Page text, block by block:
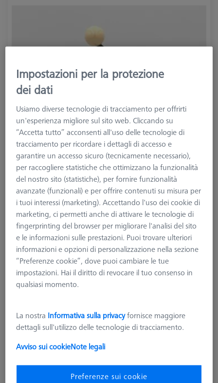
364,0 mm
Materiale
Acciaio inox
Materiale punta dello stilo
Impostazioni per la protezione
dei dati
Usiamo diverse tecnologie di tracciamento per offrirti
un'esperienza migliore sul sito web. Cliccando su
“Accetta tutto” acconsenti all'uso delle tecnologie di
tracciamento per ricordare i dettagli di accesso e
garantire un accesso sicuro (tecnicamente necessario),
per raccogliere statistiche che ottimizzano la funzionalità
del nostro sito (statistiche), per fornire funzionalità
avanzate (funzionali) e per offrire contenuti su misura per
i tuoi interessi (marketing). Accettando l'uso dei cookie di
marketing, ci permetti anche di attivare le tecnologie di
fingerprinting del browser per migliorare l'analisi del sito
e le informazioni sulle prestazioni. Puoi trovare ulteriori
informazioni e opzioni di personalizzazione nella sezione
“Preferenze cookie”, dove puoi cambiare le tue
impostazioni. Hai il diritto di revocare il tuo consenso in
qualsiasi momento.
La nostra Informativa sulla privacyfornisce maggiore
dettagli sull'utilizzo delle tecnologie di tracciamento.
Avviso sui cookieNote legali
Preferenze sui cookie